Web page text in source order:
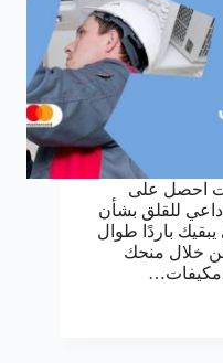
احصل على
داعي للقلق بشأن
باردًا طوال
خلال منحك
مكيفات…